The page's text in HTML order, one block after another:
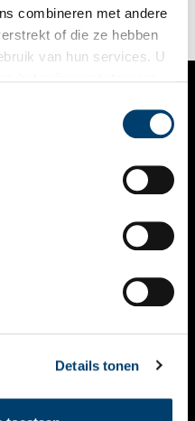
combineren met andere
of die ze hebben
van hun services. U
Details tonen